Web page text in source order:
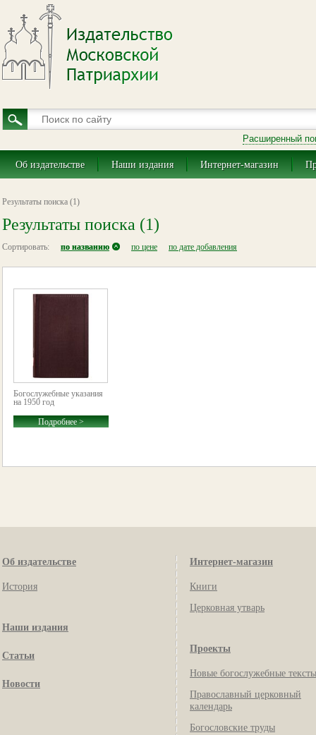
Расширенный
Об издательстве Наши издания Интернет-магазин
Результаты поиска (1)
Результаты поиска (1)
Сортировать: по названию по цене по дате добавления
Богослужебные указания
на 1950 год
Подробнее >
Об издательстве
История
Наши издания
Статьи
Новости
Интернет-магазин
Книги
Церковная утварь
Проекты
Новые богослужебные тексты
Православный церковный
календарь
Богословские труды